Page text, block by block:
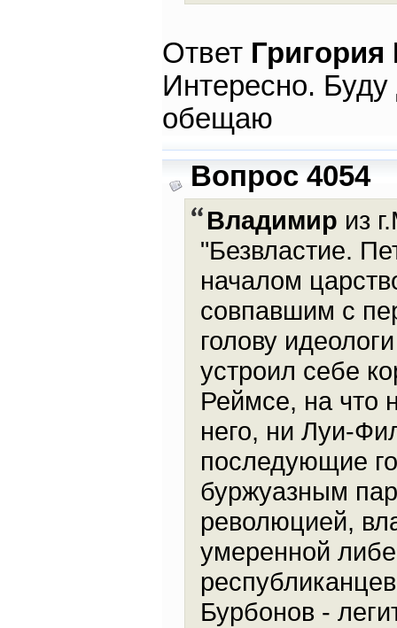
Ответ
Интересно.
обещаю
Вопрос 4054
Владимир из
"Безвластие.
началом
совпавшим с
голову
устроил себе
Реймсе, на что
него, ни Луи-
последующие
буржуазным
революцией,
умеренной
Бурбонов -